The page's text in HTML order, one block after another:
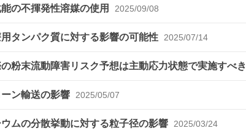
の不揮発性溶媒の使用 2025/09/08
タンパク質に対する影響の可能性 2025/07/14
粉末流動障害リスク予想は主動応力状態で実施すべき
ン輸送の影響 2025/05/07
ムの分散挙動に対する粒子径の影響 2025/03/24